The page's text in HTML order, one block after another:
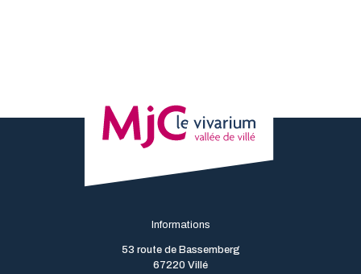
Informations
53 route de Bassemberg
67220 Villé